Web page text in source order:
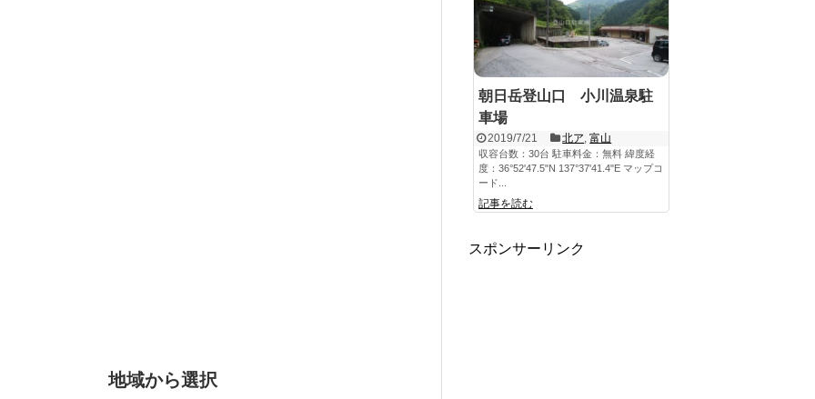
朝日岳登山口 小川温泉駐
車場
2019/7/21 北ア,富山
収容台数：30台 駐車料金：無料 緯度経
度：36°52'47.5"N 137°37'41.4"E マップコ
ード...
記事を読む
スポンサーリンク
地域から選択